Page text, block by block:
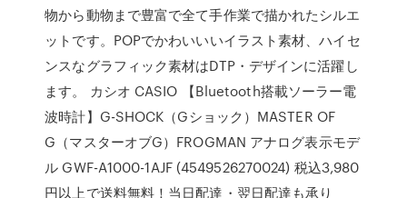
物から動物まで豊富で全て手作業で描かれたシルエ
ットです。POPでかわいいいイラスト素材、ハイセ
ンスなグラフィック素材はDTP・デザインに活躍し
ます。 カシオ CASIO 【Bluetooth搭載ソーラー電
波時計】G-SHOCK（Gショック）MASTER OF
G（マスターオブG）FROGMAN アナログ表示モデ
ル GWF-A1000-1AJF (4549526270024) 税込3,980
円以上で送料無料！当日配達・翌日配達も承り